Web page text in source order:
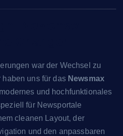
war der Wechsel zu
uns für das Newsmax
und hochfunktionales
für Newsportale
cleanen Layout, der
und den anpassbaren